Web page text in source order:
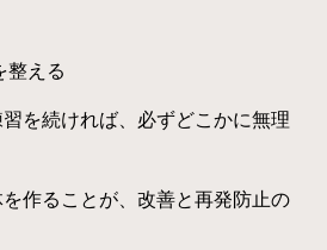
整える
を続ければ、必ずどこかに無理
作ることが、改善と再発防止の